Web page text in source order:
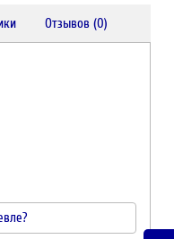
Отзывов (0)